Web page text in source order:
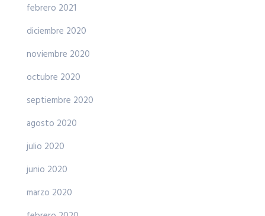
febrero 2021
diciembre 2020
noviembre 2020
octubre 2020
septiembre 2020
agosto 2020
julio 2020
junio 2020
marzo 2020